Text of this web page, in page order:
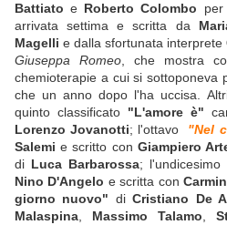
Battiato e Roberto Colombo per
arrivata settima e scritta da
Magelli e dalla sfortunata interprete
Giuseppa Romeo , che mostra
chemioterapie a cui si sottoponeva
che un anno dopo l'ha uccisa.
quinto classificato "L'amore è"
Lorenzo Jovanotti; l'ottavo "Nel
Salemi e scritto con Giampiero
di Luca Barbarossa; l'undicesimo
Nino D'Angelo e scritta con
giorno nuovo" diCristiano De
Malaspina
Massimo Talamo